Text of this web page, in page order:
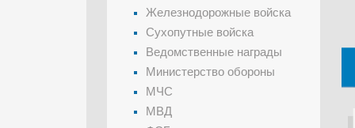
Железнодорожные войска
Сухопутные войска
Ведомственные награды
Министерство обороны
МЧС
МВД